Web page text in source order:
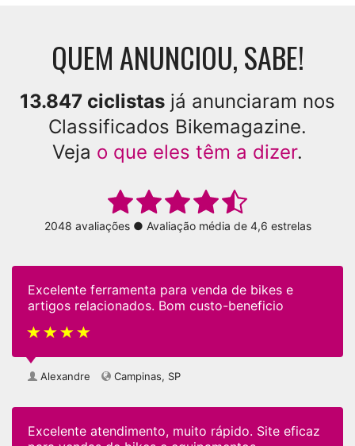
QUEM ANUNCIOU, SABE!
13.847 ciclistas já anunciaram nos
Classificados Bikemagazine.
Veja o que eles têm a dizer.
2048 avaliações ● Avaliação média de 4,6 estrelas
Excelente ferramenta para venda de bikes e
artigos relacionados. Bom custo-beneficio
Alexandre Campinas, SP
Excelente atendimento, muito rápido. Site eficaz